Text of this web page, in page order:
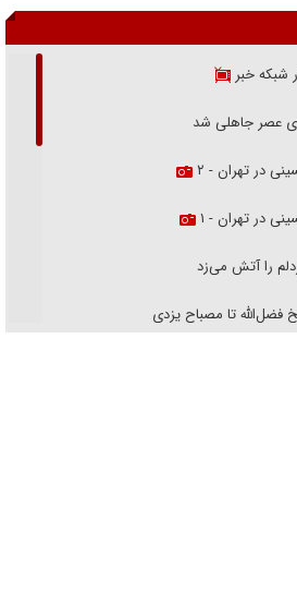
عصر جاهلی شد
در تهران - ۲
در تهران - ۱
را آتش می‌زد
فضل‌الله تا مصباح یزدی